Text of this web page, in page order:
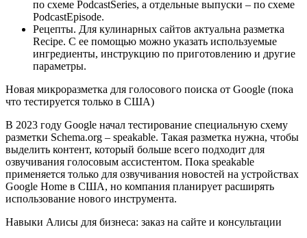
по схеме PodcastSeries, а отдельные выпуски – по схеме
PodcastEpisode.
Рецепты. Для кулинарных сайтов актуальна разметка
Recipe. С ее помощью можно указать используемые
ингредиенты, инструкцию по приготовлению и другие
параметры.
Новая микроразметка для голосового поиска от Google (пока
что тестируется только в США)
В 2023 году Google начал тестирование специальную схему
разметки Sсhema.org – speakable. Такая разметка нужна, чтобы
выделить контент, который больше всего подходит для
озвучивания голосовым ассистентом. Пока speakable
применяется только для озвучивания новостей на устройствах
Google Home в США, но компания планирует расширять
использование нового инструмента.
Навыки Алисы для бизнеса: заказ на сайте и консультации